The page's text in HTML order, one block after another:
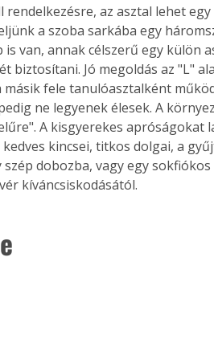
rendelkezésre, az asztal lehet
a szoba sarkába egy
van, annak célszerű egy külön
biztosítani. Jó megoldás az "L"
fele tanulóasztalként
ne legyenek élesek. A
A kisgyerekes apróságokat
kincsei, titkos dolgai, a
dobozba, vagy egy
kíváncsiskodásától.